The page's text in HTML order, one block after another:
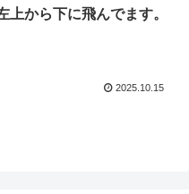
上から下に飛んでます。
2025.10.15